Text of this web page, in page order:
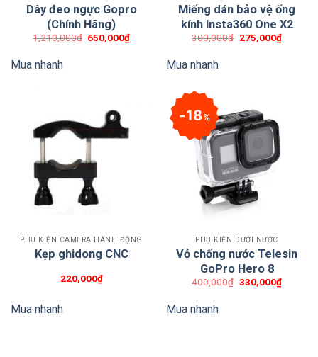
Dây đeo ngực Gopro
(Chính Hãng)
1,210,000₫ Giá
650,000₫Giá
Mua nhanh
Miếng dán bảo vệ ống
kính Insta360 One X2
300,000₫ Giá
275,000₫Giá
hiện
Mua nhanh
PHỤ KIỆN CAMERA HÀNH ĐỘNG
Kẹp ghidong CNC
220,000₫
Mua nhanh
18%
PHỤ KIỆN DƯỚI NƯỚC
Vỏ chống nước Telesin
GoPro Hero 8
400,000₫ Giá
330,000₫Giá
hiện
Mua nhanh